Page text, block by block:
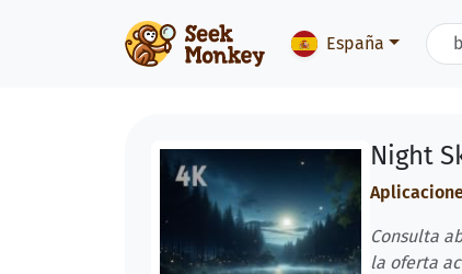
España
Night
Consulta
la oferta